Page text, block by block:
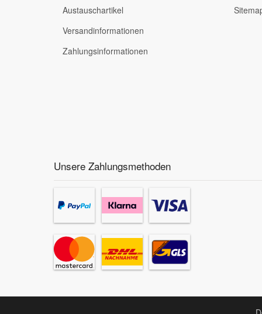
Austauschartikel
Versandinformationen
Zahlungsinformationen
Unsere Zahlungsmethoden
Kia Ersatzteile
Mitsubishi Ersatzteile
Nissan Ersatzteile
Porsche Ersatzteile